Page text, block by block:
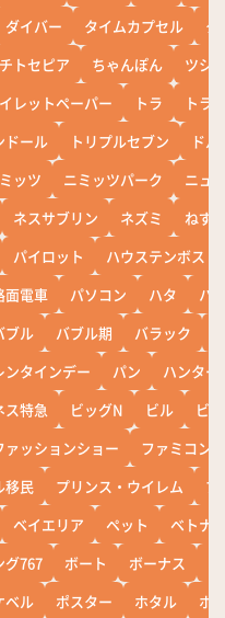
ダイバー タイムカプセル
タ
チトセピア ちゃんぽん
ツシ
レットペーパー トラ
トラ
ドール トリプルセブン
ド
ッツ ニミッツパーク
ニュ
ネスサブリン ネズミ
ねず
パイロット
ハウステンボス
面電車 パソコン ハタ
ハ
ブル バブル期 バラック
ンタインデー パン
ハンター
ス特急 ビッグN ビル
ビワ
ァッションショー
ファミコン
移民 プリンス・ウイレム
ブ
ベイエリア ペット
ベトナ
グ767 ボート ボーナス
ベル ポスター ホタル
ホ